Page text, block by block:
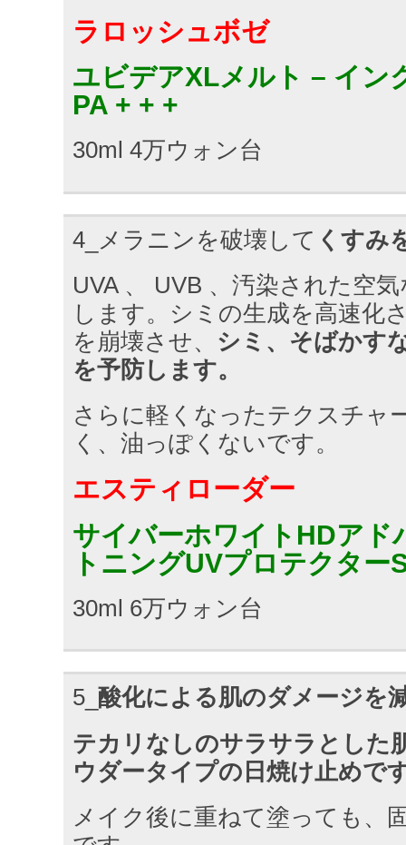
ラロッシュボゼ
ユビデアXLメルト – イン
PA + + +
30ml 4万ウォン台
4_メラニンを破壊して くすみ
UVA 、 UVB 、汚染された空
します。シミの生成を高速化
を崩壊させ、 シミ、そばかす
を予防します。
さらに軽くなったテクスチャ
く、油っぽくないです。
エスティローダー
サイバーホワイトHDアド
トニングUVプロテクター
30ml 6万ウォン台
5_ 酸化による肌のダメージを
テカリなしのサラサラとした
ウダータイプの日焼け止めで
メイク後に重ねて塗っても、